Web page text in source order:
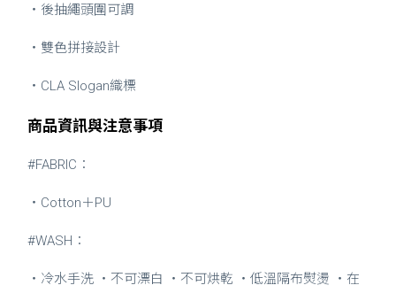
・後抽繩頭圍可調
・雙色拼接設計
・CLA Slogan織標
商品資訊與注意事項
#FABRIC：
・Cotton＋PU
#WASH：
・冷水手洗 ・不可漂白 ・不可烘乾 ・低溫隔布熨燙 ・在